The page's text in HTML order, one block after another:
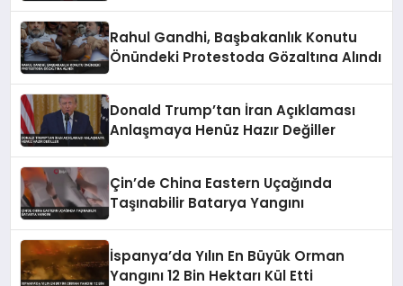
Rahul Gandhi, Başbakanlık Konutu
Önündeki Protestoda Gözaltına Alındı
Donald Trump’tan İran Açıklaması
Anlaşmaya Henüz Hazır Değiller
Çin’de China Eastern Uçağında
Taşınabilir Batarya Yangını
İspanya’da Yılın En Büyük Orman
Yangını 12 Bin Hektarı Kül Etti